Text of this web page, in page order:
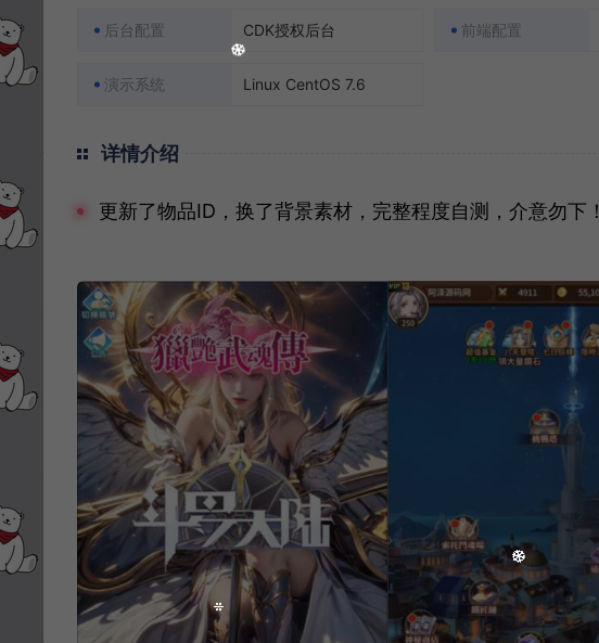
后台配置 CDK授权后台 前端配置
演示系统 Linux CentOS 7.6
详情介绍
更新了物品ID，换了背景素材，完整程度自测，介意勿下！